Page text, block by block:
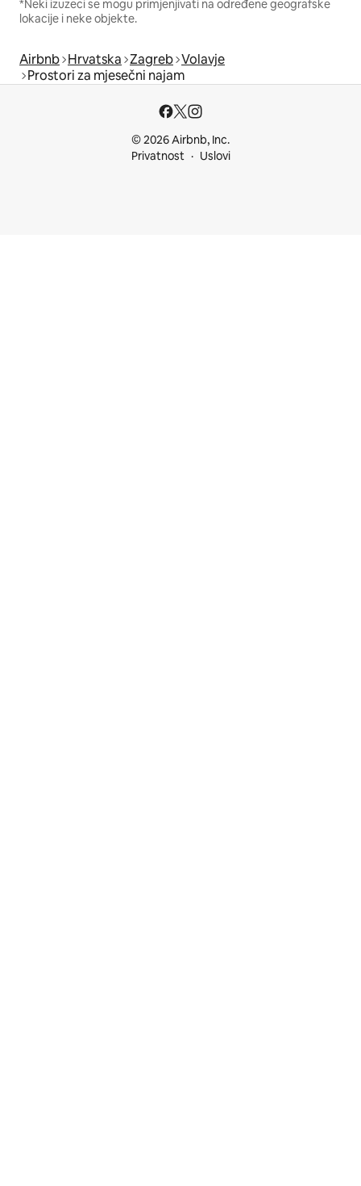
*Neki izuzeci se mogu primjenjivati na određene geografske
lokacije i neke objekte.
Airbnb Hrvatska Zagreb Volavje
Prostori za mjesečni najam
© 2026 Airbnb, Inc.
Privatnost
Uslovi